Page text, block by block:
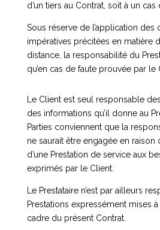
d’un tiers au Contrat, soit à un
Sous réserve de l’application des
impératives précitées en matière
distance, la responsabilité du
qu’en cas de faute prouvée par le
Le Client est seul responsable
des informations qu’il donne au
Parties conviennent que la
ne saurait être engagée en raison
d’une Prestation de service aux
exprimés par le Client.
Le Prestataire n’est par ailleurs
Prestations expressément mises
cadre du présent Contrat.